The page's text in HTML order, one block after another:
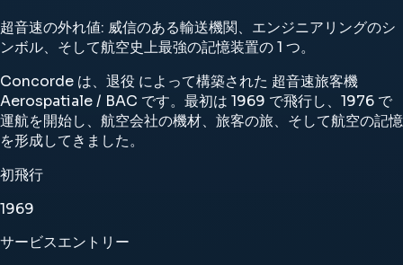
超音速の外れ値: 威信のある輸送機関、エンジニアリングのシ
ンボル、そして航空史上最強の記憶装置の 1 つ。
Concorde は、退役 によって構築された 超音速旅客機
Aerospatiale / BAC です。最初は 1969 で飛行し、1976 で
運航を開始し、航空会社の機材、旅客の旅、そして航空の記憶
を形成してきました。
初飛行
1969
サービスエントリー